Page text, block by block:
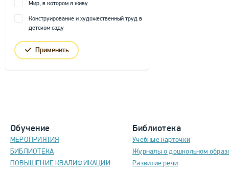
Мир, в котором я живу
Конструирование и художественный труд в
детском саду
Применить
Обучение
МЕРОПРИЯТИЯ
БИБЛИОТЕКА
ПОВЫШЕНИЕ КВАЛИФИКАЦИИ
Библиотека
Учебные карточки
Журналы о дошкольном
Развитие речи